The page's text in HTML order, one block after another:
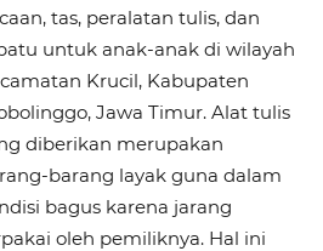
tas, peralatan tulis, dan
untuk anak-anak di wilayah
Krucil, Kabupaten
Jawa Timur. Alat tulis
diberikan merupakan
barang layak guna dalam
bagus karena jarang
oleh pemiliknya. Hal ini